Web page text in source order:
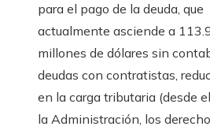
para el pago de la deuda, que
actualmente asciende a
millones de dólares sin
deudas con contratistas,
en la carga tributaria (desde
la Administración, los